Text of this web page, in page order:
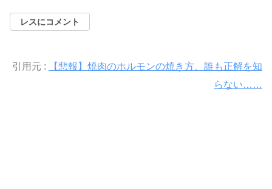
レスにコメント
引用元 :
【悲報】焼肉のホルモンの焼き方、誰も正解を知
らない……